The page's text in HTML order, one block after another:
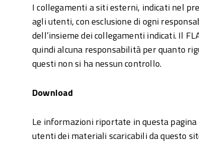
I collegamenti a siti esterni, indicati nel
agli utenti, con esclusione di ogni
dell’insieme dei collegamenti indicati. Il
quindi alcuna responsabilità per quanto
questi non si ha nessun controllo.
Download
Le informazioni riportate in questa
utenti dei materiali scaricabili da questo